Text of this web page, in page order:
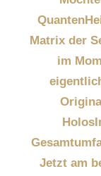
Matrix der
im
Jetzt am